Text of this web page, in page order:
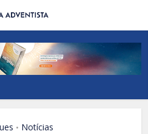
• Notícias